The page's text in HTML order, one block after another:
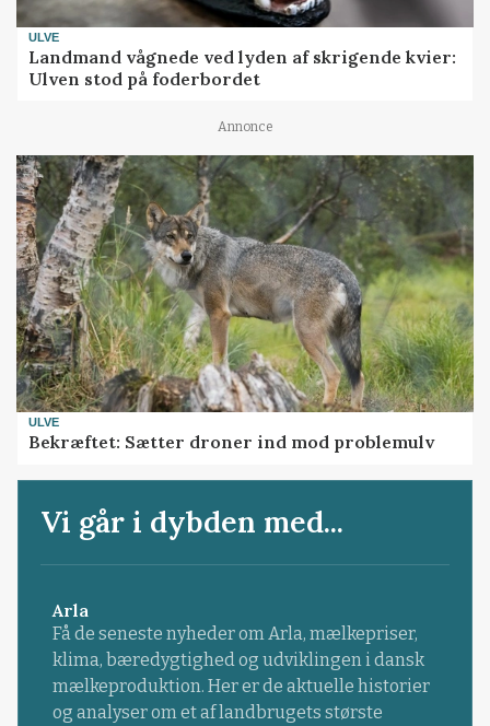
ULVE
Landmand vågnede ved lyden af skrigende kvier:
Ulven stod på foderbordet
Annonce
ULVE
Bekræftet: Sætter droner ind mod problemulv
Vi går i dybden med...
Arla
Få de seneste nyheder om Arla, mælkepriser,
klima, bæredygtighed og udviklingen i dansk
mælkeproduktion. Her er de aktuelle historier
og analyser om et af landbrugets største